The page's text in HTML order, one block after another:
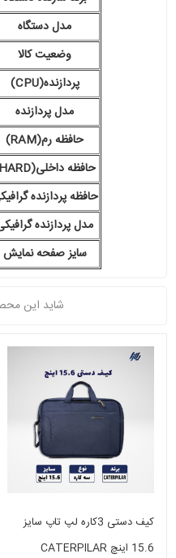
مدل دستگاه
وضعیت کالا
پردازنده(CPU)
مدل پردازنده
حافظه رم(RAM)
حافظه داخلی(HARD)
حافظه پردازنده
مدل پردازنده
سایز صفحه نمایش
شاید این
کیف دستی 3کاره لپ تاپ سایز
15.6 اینچ CATERPILAR